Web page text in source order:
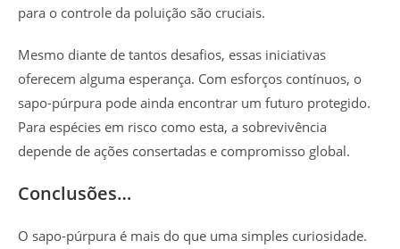
para o controle da poluição são cruciais.
Mesmo diante de tantos desafios, essas iniciativas
oferecem alguma esperança. Com esforços contínuos, o
sapo-púrpura pode ainda encontrar um futuro protegido.
Para espécies em risco como esta, a sobrevivência
depende de ações consertadas e compromisso global.
Conclusões…
O sapo-púrpura é mais do que uma simples curiosidade.